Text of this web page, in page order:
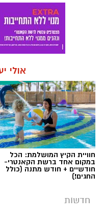
אולי
חוויית הקיץ המושלמת: הכל
במקום אחד ברשת הקאנטרי-
חודשיים + חודש מתנה (כולל
החגים!)
חדשות